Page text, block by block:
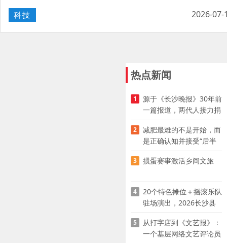
科技 2026-07-
热点新闻
1
源于《长沙晚报》30年前
一篇报道，两代人接力捐
资助学
2
减肥最难的不是开始，而
是正确认知并接受“后半
程”
3 掼蛋赛事激活乡间文旅
4
20个特色摊位＋摇滚乐队
驻场演出，2026长沙县
夜市嘉年华启幕
5
从打字店到《文艺报》：
一个基层网络文艺评论员